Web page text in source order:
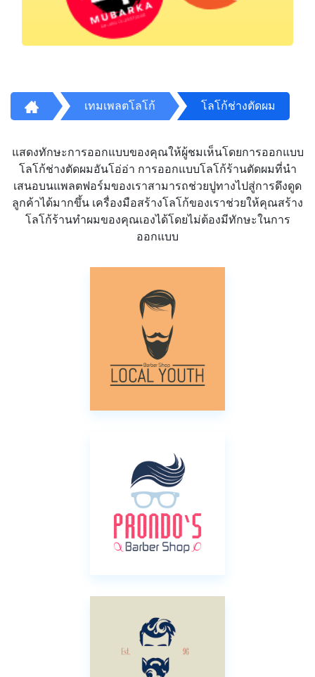
เทมเพลตโลโก้ โลโก้ช่างตัดผม
แสดงทักษะการออกแบบของคุณให้ผู้ชมเห็นโดยการออกแบบ
โลโก้ช่างตัดผมอันโอ่อ่า การออกแบบโลโก้ร้านตัดผมที่นำ
เสนอบนแพลตฟอร์มของเราสามารถช่วยปูทางไปสู่การดึงดูด
ลูกค้าได้มากขึ้น เครื่องมือสร้างโลโก้ของเราช่วยให้คุณสร้าง
โลโก้ร้านทำผมของคุณเองได้โดยไม่ต้องมีทักษะในการ
ออกแบบ